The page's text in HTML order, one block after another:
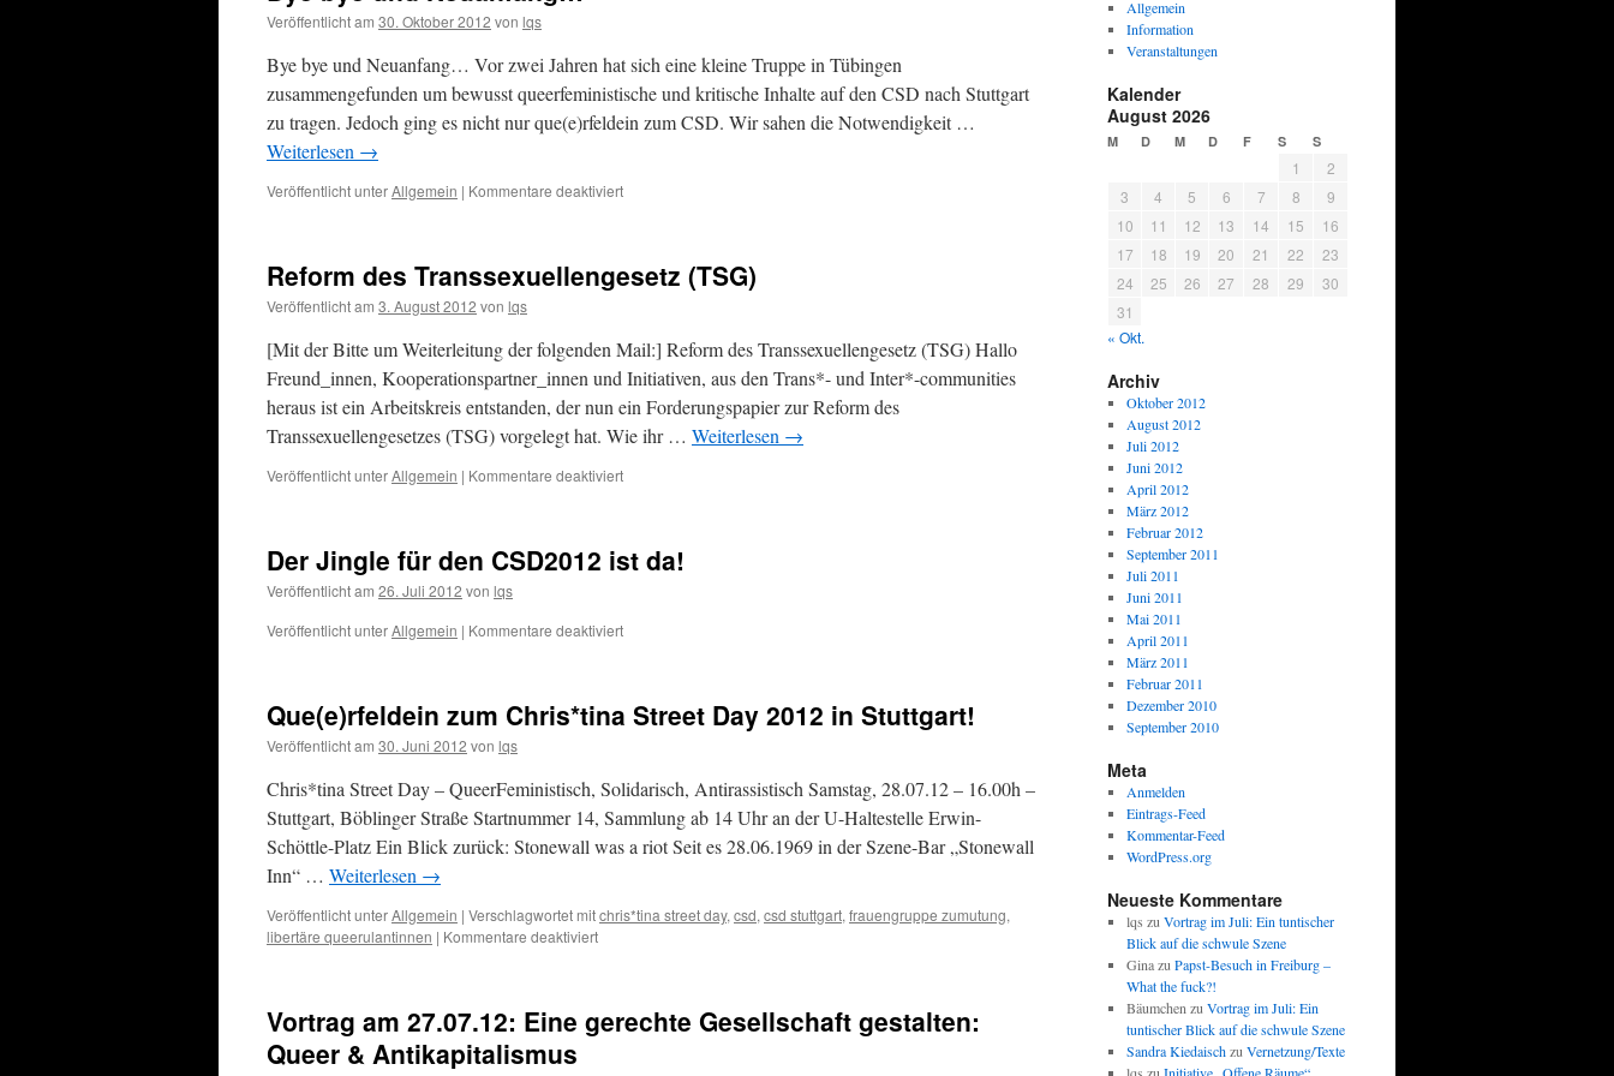
Veröffentlicht am 30. Oktober 2012 von lqs
Bye bye und Neuanfang… Vor zwei Jahren hat sich eine kleine Truppe in Tübingen
zusammengefunden um bewusst queerfeministische und kritische Inhalte auf den CSD nach Stuttgart
zu tragen. Jedoch ging es nicht nur que(e)rfeldein zum CSD. Wir sahen die Notwendigkeit …
Weiterlesen →
Veröffentlicht unterAllgemein | Kommentare deaktiviertfür
Neuanfang…
Reform des Transsexuellengesetz (TSG)
Veröffentlicht am 3. August 2012 von lqs
[Mit der Bitte um Weiterleitung der folgenden Mail:] Reform des Transsexuellengesetz (TSG) Hallo
Freund_innen, Kooperationspartner_innen und Initiativen, aus den Trans*- und Inter*-communities
heraus ist ein Arbeitskreis entstanden, der nun ein Forderungspapier zur Reform des
Transsexuellengesetzes (TSG) vorgelegt hat. Wie ihr … Weiterlesen →
Veröffentlicht unterAllgemein | Kommentare deaktiviertfür
(TSG)
Der Jingle für den CSD2012 ist da!
Veröffentlicht am 26. Juli 2012 von lqs
Veröffentlicht unterAllgemein | Kommentare deaktiviertfür
den
da!
Que(e)rfeldein zum Chris*tina Street Day 2012 in Stuttgart!
Veröffentlicht am 30. Juni 2012 von lqs
Chris*tina Street Day – QueerFeministisch, Solidarisch, Antirassistisch Samstag, 28.07.12 – 16.00h –
Stuttgart, Böblinger Straße Startnummer 14, Sammlung ab 14 Uhr an der U-Haltestelle Erwin-
Schöttle-Platz Ein Blick zurück: Stonewall was a riot Seit es 28.06.1969 in der Szene-Bar „Stonewall
Inn“ … Weiterlesen →
Veröffentlicht unterAllgemein | Verschlagwortet mitchris*tina street day, csd, csd stuttgart, frauengruppe zumutung,
libertäre queerulantinnen | Kommentare deaktiviertfür
Street
Vortrag am 27.07.12: Eine gerechte Gesellschaft gestalten:
Queer & Antikapitalismus
Allgemein
Information
Veranstaltungen
Kalender
August 2026
M D M D F S S
1
2
3
4 5 6 7 8
9
10
11 12 13 14 15
16
17
18 19 20 21 22
23
24
25 26 27 28 29
30
31
« Okt.
Archiv
Oktober 2012
August 2012
Juli 2012
Juni 2012
April 2012
März 2012
Februar 2012
September 2011
Juli 2011
Juni 2011
Mai 2011
April 2011
März 2011
Februar 2011
Dezember 2010
September 2010
Meta
Anmelden
Eintrags-Feed
Kommentar-Feed
WordPress.org
Neueste Kommentare
lqs zu Vortrag im Juli: Ein tuntischer
Blick auf die schwule Szene
Ginazu Papst-Besuch in Freiburg –
What the fuck?!
Bäumchen zu Vortrag im Juli: Ein
tuntischer Blick auf die schwule Szene
Sandra Kiedaischzu Vernetzung/Texte